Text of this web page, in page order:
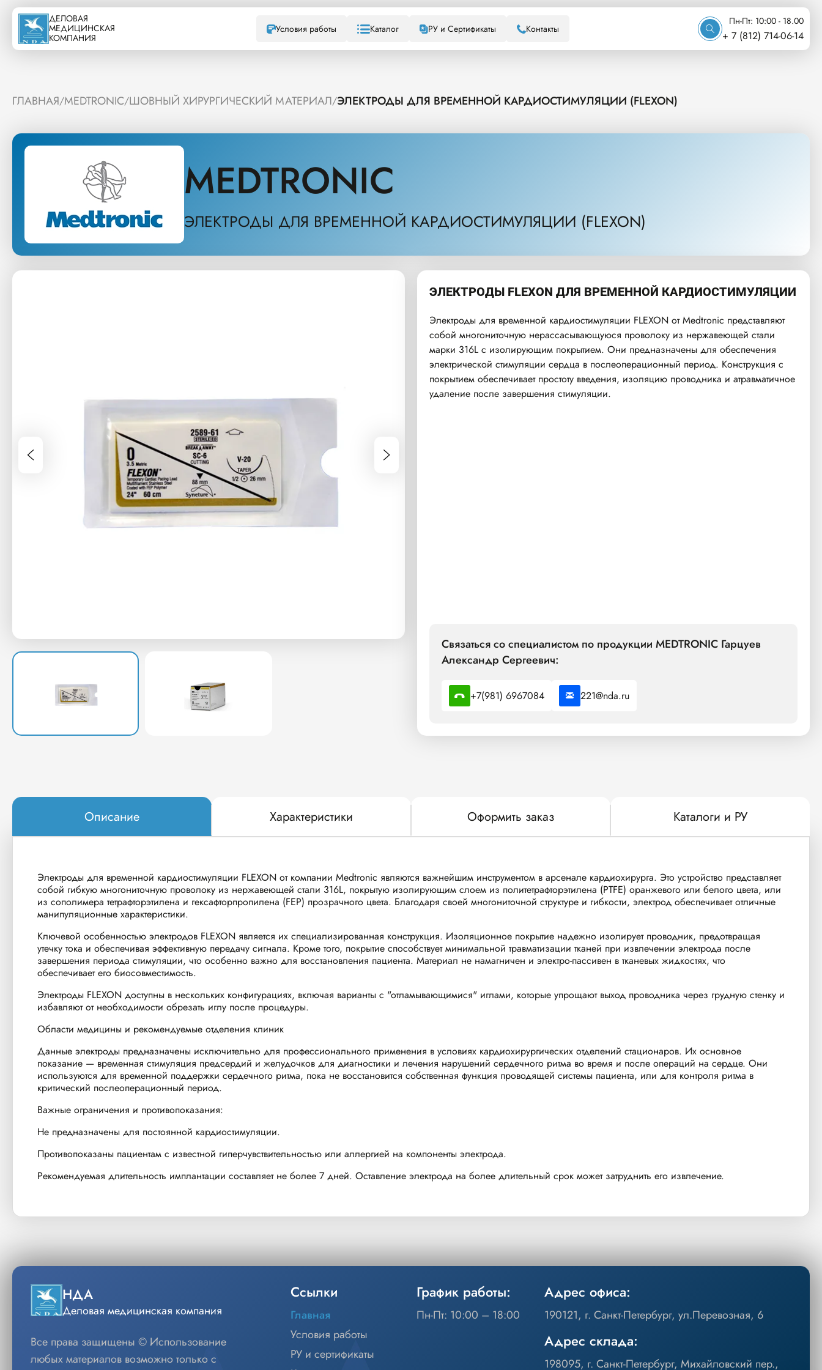
ДЕЛОВАЯ
МЕДИЦИНСКАЯ
КОМПАНИЯ
Условия работы Каталог РУ и Сертификаты Контакты
Пн-Пт: 10:00 - 18.00
+ 7 (812) 714-06-14
ГЛАВНАЯ/MEDTRONIC/ШОВНЫЙ ХИРУРГИЧЕСКИЙ МАТЕРИАЛ/ЭЛЕКТРОДЫ ДЛЯ ВРЕМЕННОЙ КАРДИОСТИМУЛЯЦИИ (FLEXON)
MEDTRONIC
ЭЛЕКТРОДЫ ДЛЯ ВРЕМЕННОЙ КАРДИОСТИМУЛЯЦИИ (FLEXON)
ЭЛЕКТРОДЫ FLEXON ДЛЯ ВРЕМЕННОЙ КАРДИОСТИМУЛЯЦИИ
Электроды для временной кардиостимуляции FLEXON от Medtronic представляют
собой многониточную нерассасывающуюся проволоку из нержавеющей стали
марки 316L с изолирующим покрытием. Они предназначены для обеспечения
электрической стимуляции сердца в послеоперационный период. Конструкция с
покрытием обеспечивает простоту введения, изоляцию проводника и атравматичное
удаление после завершения стимуляции.
Связаться со специалистом по продукции MEDTRONIC Гарцуев
Александр Сергеевич:
+7(981) 6967084 221@nda.ru
Описание Характеристики Оформить заказ Каталоги и РУ
Электроды для временной кардиостимуляции FLEXON от компании Medtronic являются важнейшим инструментом в арсенале кардиохирурга. Это устройство представляет
собой гибкую многониточную проволоку из нержавеющей стали 316L, покрытую изолирующим слоем из политетрафторэтилена (PTFE) оранжевого или белого цвета, или
из сополимера тетрафторэтилена и гексафторпропилена (FEP) прозрачного цвета. Благодаря своей многониточной структуре и гибкости, электрод обеспечивает отличные
манипуляционные характеристики.
Ключевой особенностью электродов FLEXON является их специализированная конструкция. Изоляционное покрытие надежно изолирует проводник, предотвращая
утечку тока и обеспечивая эффективную передачу сигнала. Кроме того, покрытие способствует минимальной травматизации тканей при извлечении электрода после
завершения периода стимуляции, что особенно важно для восстановления пациента. Материал не намагничен и электро-пассивен в тканевых жидкостях, что
обеспечивает его биосовместимость.
Электроды FLEXON доступны в нескольких конфигурациях, включая варианты с "отламывающимися" иглами, которые упрощают выход проводника через грудную стенку и
избавляют от необходимости обрезать иглу после процедуры.
Области медицины и рекомендуемые отделения клиник
Данные электроды предназначены исключительно для профессионального применения в условиях кардиохирургических отделений стационаров. Их основное
показание — временная стимуляция предсердий и желудочков для диагностики и лечения нарушений сердечного ритма во время и после операций на сердце. Они
используются для временной поддержки сердечного ритма, пока не восстановится собственная функция проводящей системы пациента, или для контроля ритма в
критический послеоперационный период.
Важные ограничения и противопоказания:
Не предназначены для постоянной кардиостимуляции.
Противопоказаны пациентам с известной гиперчувствительностью или аллергией на компоненты электрода.
Рекомендуемая длительность имплантации составляет не более 7 дней. Оставление электрода на более длительный срок может затруднить его извлечение.
НДА
Деловая медицинская компания
Все права защищены © Использование
любых материалов возможно только с
Ссылки
Главная
Условия работы
РУ и сертификаты
График работы:
Пн-Пт: 10:00 – 18:00
Адрес офиса:
190121, г. Санкт-Петербург, ул.Перевозная, 6
Адрес склада:
198095, г. Санкт-Петербург, Михайловский пер.,